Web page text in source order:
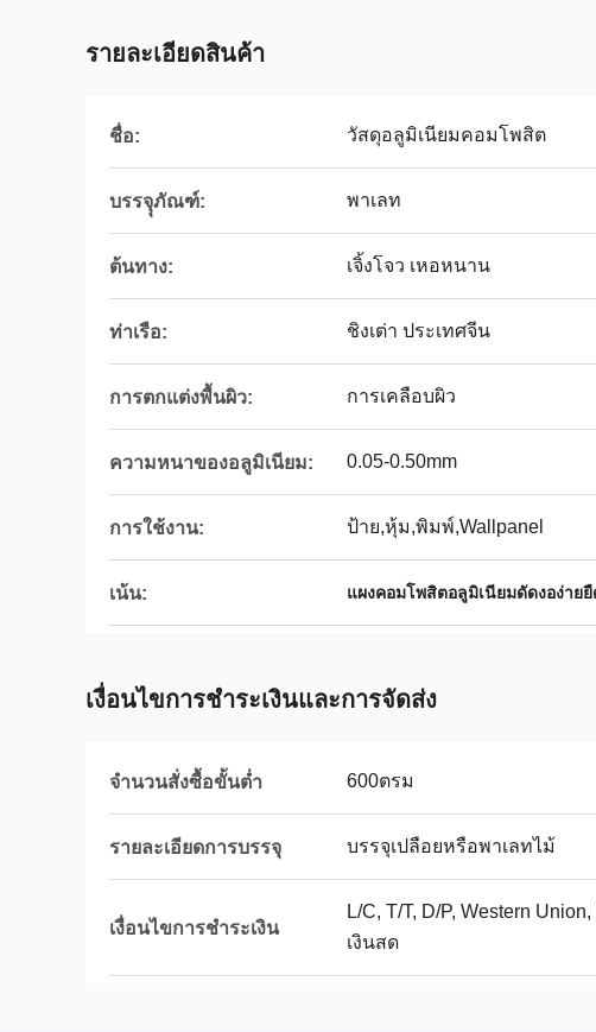
รายละเอียดสินค้า
ชื่อ: วัสดุอลูมิเนียมคอมโพสิต
บรรจุุภัณฑ์: พาเลท
ต้นทาง: เจิ้งโจว เหอหนาน
ท่าเรือ: ชิงเต่า ประเทศจีน
การตกแต่งพื้นผิว: การเคลือบผิว
ความหนาของอลูมิเนียม: 0.05-0.50mm
การใช้งาน: ป้าย,หุ้ม,พิมพ์,Wallpanel
เน้น: แผงคอมโพสิตอลูมิเนียมดัดงอง่าย
เงื่อนไขการชําระเงินและการจัดส่ง
จำนวนสั่งซื้อขั้นต่ำ 600ตรม
รายละเอียดการบรรจุ บรรจุเปลือยหรือพาเลทไม้
เงื่อนไขการชำระเงิน
L/C, T/T, D/P, Western
เงินสด